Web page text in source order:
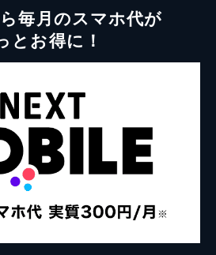
毎月のスマホ代が
とお得に！